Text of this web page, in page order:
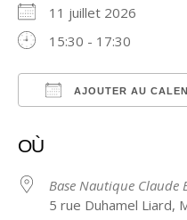
11 juillet 2026
15:30 - 17:30
AJOUTER AU
OÙ
Base Nautique Claude
5 rue Duhamel Liard,